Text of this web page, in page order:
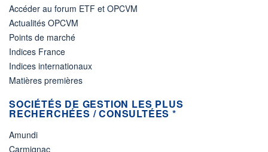
Accéder au forum ETF et OPCVM
Actualités OPCVM
Points de marché
Indices France
Indices internationaux
Matières premières
SOCIÉTÉS DE GESTION LES PLUS
RECHERCHÉES / CONSULTÉES *
Amundi
Carmignac